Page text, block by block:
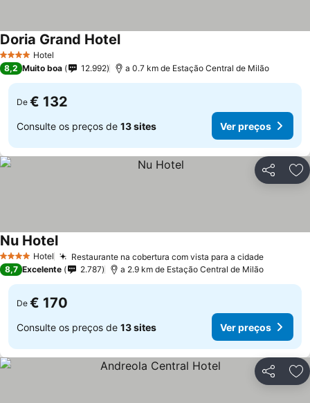
4 EstrelasHotel
Doria Grand Hotel
8,2 Muito boa 12.992 a 0.7 km de Estação Central de Milão
De € 132
Consulte os preços de 13 sites Ver preços
Partilhar
4 EstrelasHotel Restaurante na cobertura com vista para a cidade
Nu Hotel
8,7 Excelente 2.787 a 2.9 km de Estação Central de Milão
De € 170
Consulte os preços de 13 sites Ver preços
Partilhar